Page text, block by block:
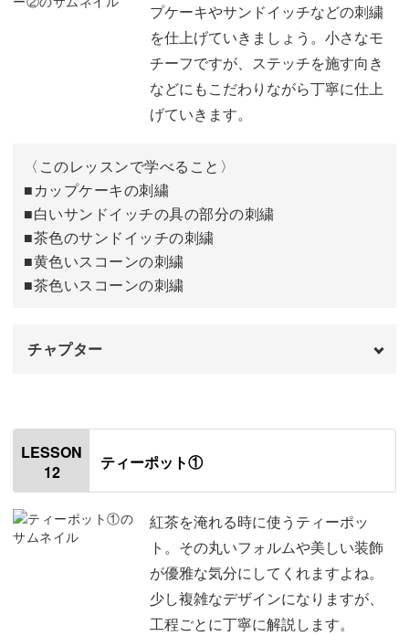
ケーキスタンドの刺繍をする 03:08
ケーキの生地の刺繍をする 14:54
白いサンドイッチのパンの刺繍をする
プケーキやサンドイッチなどの刺繍
を仕上げていきましょう。小さなモ
チーフですが、ステッチを施す向き
などにもこだわりながら丁寧に仕上
げていきます。
〈このレッスンで学べること〉
■カップケーキの刺繍
■白いサンドイッチの具の部分の刺繍
■茶色のサンドイッチの刺繍
■黄色いスコーンの刺繍
■茶色いスコーンの刺繍
チャプター
はじめに
カップケーキのカップに刺繍をする
白いサンドイッチの具の刺繍をする 04:59
茶色のサンドイッチのパンの刺繍をする 05:50
カップケーキの生地の刺繍をする 08:15
LESSON
12
ティーポット①
紅茶を淹れる時に使うティーポッ
ト。その丸いフォルムや美しい装飾
が優雅な気分にしてくれますよね。
少し複雑なデザインになりますが、
工程ごとに丁寧に解説します。